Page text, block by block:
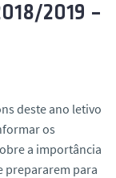
2019 –
deste ano letivo
os
a importância
prepararem para